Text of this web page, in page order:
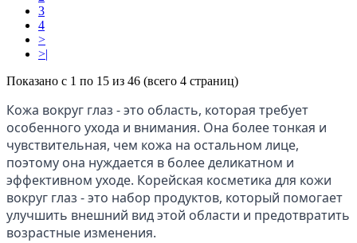
3
4
>
>|
Показано с 1 по 15 из 46 (всего 4 страниц)
Кожа вокруг глаз - это область, которая требует
особенного ухода и внимания. Она более тонкая и
чувствительная, чем кожа на остальном лице,
поэтому она нуждается в более деликатном и
эффективном уходе. Корейская косметика для кожи
вокруг глаз - это набор продуктов, который помогает
улучшить внешний вид этой области и предотвратить
возрастные изменения.